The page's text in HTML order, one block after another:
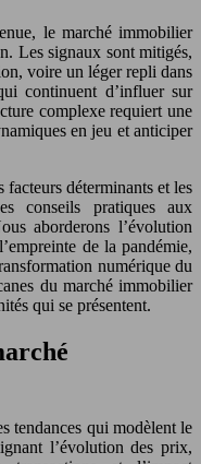
Les signaux sont mitigés,
voire un léger repli dans
continuent d’influer sur
complexe requiert une
en jeu et anticiper
facteurs déterminants et les
conseils pratiques aux
aborderons l’évolution
de la pandémie,
numérique du
du marché immobilier
qui se présentent.
tendances qui modèlent le
l’évolution des prix,